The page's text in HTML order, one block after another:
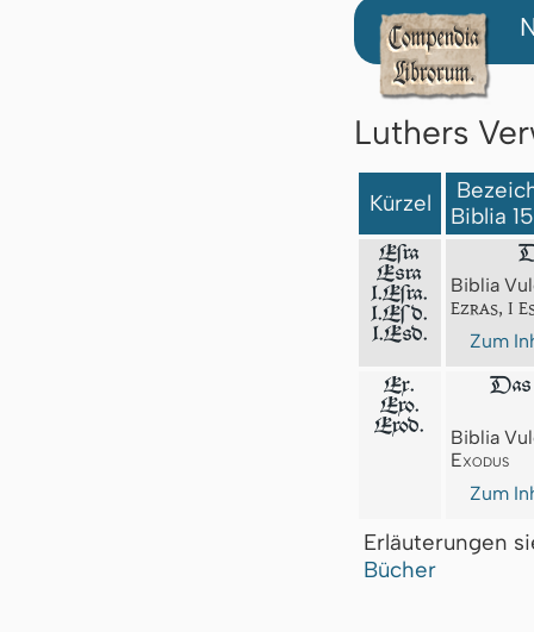
Luthers
Kürzel
Biblia
Eſra
Esra
1.Eſra.
1.Eſd.
1.Esd.
Biblia
Ezras, I
Zum
Ex.
Exo.
Exod.
Das
Biblia
Exodus
Zum
Erläuterungen
Bücher